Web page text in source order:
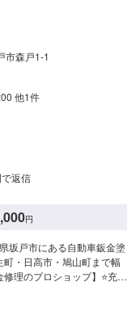
市森戸1-1
他1件
返信
円
坂戸市にある自動車鈑金塗
・日高市・鳩山町まで幅
理のプロショップ】⭐️充実